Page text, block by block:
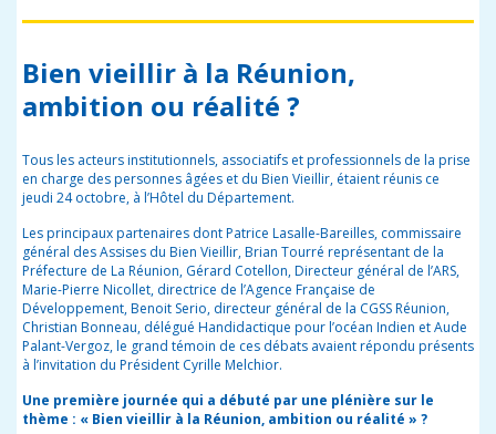
Bien vieillir à la Réunion,
ambition ou réalité ?
Tous les acteurs institutionnels, associatifs et professionnels de la prise
en charge des personnes âgées et du Bien Vieillir, étaient réunis ce
jeudi 24 octobre, à l’Hôtel du Département.
Les principaux partenaires dont Patrice Lasalle-Bareilles, commissaire
général des Assises du Bien Vieillir, Brian Tourré représentant de la
Préfecture de La Réunion, Gérard Cotellon, Directeur général de l’ARS,
Marie-Pierre Nicollet, directrice de l’Agence Française de
Développement, Benoit Serio, directeur général de la CGSS Réunion,
Christian Bonneau, délégué Handidactique pour l’océan Indien et Aude
Palant-Vergoz, le grand témoin de ces débats avaient répondu présents
à l’invitation du Président Cyrille Melchior.
Une première journée qui a débuté par une plénière sur le
thème : « Bien vieillir à la Réunion, ambition ou réalité » ?